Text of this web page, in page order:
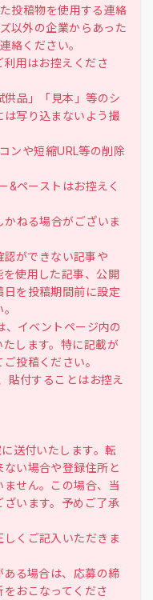
投稿物を使用する連絡
以外の企業からあった
絡ください。
用はお控えくださ
品」「見本」等のシ
写り込まないよう撮
ンや短縮URL等の削除
&ペーストはお控えく
ねる場合がございま
ができない記事や
を使用した記事、公開
を投稿期間前に設定
、イベントページ内の
します。特に記載が
投稿ください。
貼付することはお控え
送付いたします。転
い場合や登録住所と
せん。この場合、当
います。予めご了承
くご記入いただきま
る場合は、応募の締
おこなってくださ